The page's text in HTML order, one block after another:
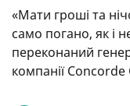
«Мати гроші та
само погано, як і
переконаний
компанії